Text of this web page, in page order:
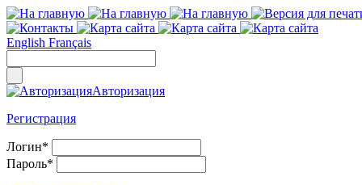
English Français
Авторизация
Регистрация
Логин*
Пароль*